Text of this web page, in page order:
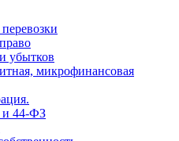
убытков
микрофинансовая
и 44-ФЗ